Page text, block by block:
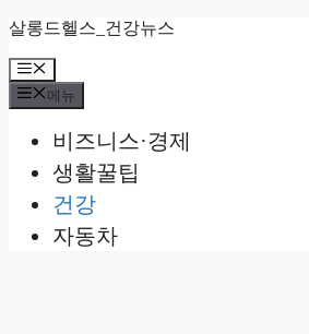
컨
츠
로
살롱드헬스_건강뉴스
메
뉴
메뉴
비즈니스·경제
생활꿀팁
건강
자동차